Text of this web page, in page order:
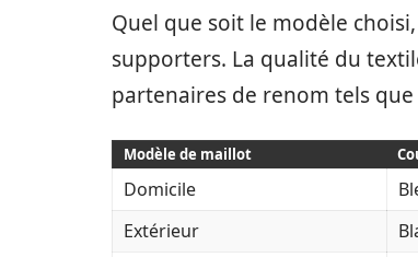
Quel que soit le modèle
supporters. La qualité du
partenaires de renom tels que
Modèle de maillot
Domicile
Extérieur